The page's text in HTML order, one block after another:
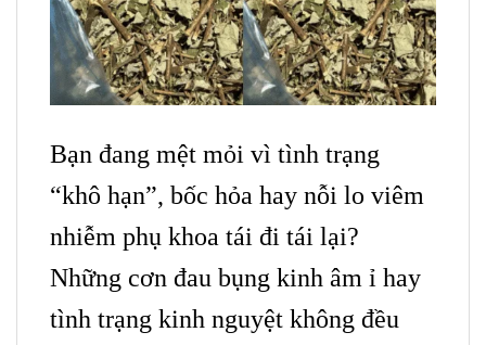
Bạn đang mệt mỏi vì tình trạng
“khô hạn”, bốc hỏa hay nỗi lo viêm
nhiễm phụ khoa tái đi tái lại?
Những cơn đau bụng kinh âm ỉ hay
tình trạng kinh nguyệt không đều